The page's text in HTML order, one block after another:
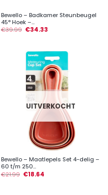
Bewello – Badkamer Steunbeugel
45° Hoek –...
€39.99 €34.33
UITVERKOCHT
Bewello – Maatlepels Set 4-delig –
60 t/m 250...
€21.99 €18.64